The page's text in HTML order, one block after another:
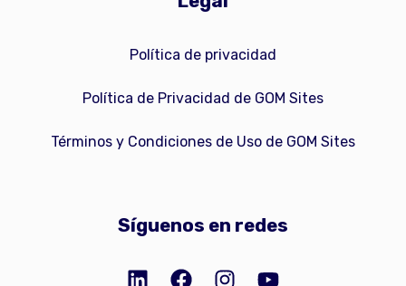
Política de privacidad
Política de Privacidad de GOM Sites
Términos y Condiciones de Uso de GOM Sites
Síguenos en redes